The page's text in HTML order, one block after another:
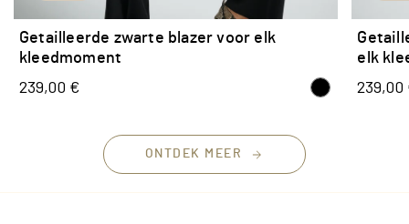
Getailleerde zwarte blazer voor elk
kleedmoment
239,00 €
elk
239,00
ONTDEK MEER